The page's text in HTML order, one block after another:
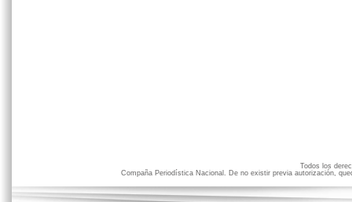
Todos los
Compaña Periodística Nacional. De no existir previa autorización,